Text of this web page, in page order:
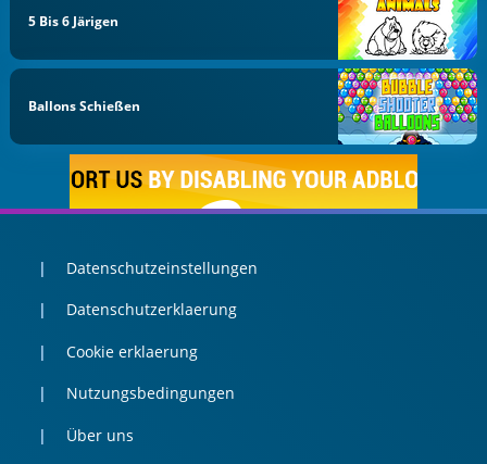
5 Bis 6 Järigen
Ballons Schießen
Datenschutzeinstellungen
Datenschutzerklaerung
Cookie erklaerung
Nutzungsbedingungen
Über uns